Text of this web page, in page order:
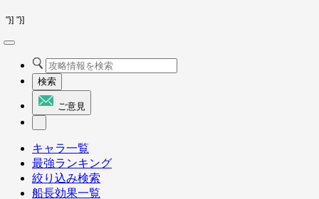
"}] "}]
検索
ご意見
キャラ一覧
最強ランキング
絞り込み検索
船長効果一覧